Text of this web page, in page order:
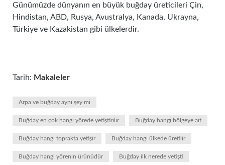
Günümüzde dünyanın en büyük buğday üreticileri Çin,
Hindistan, ABD, Rusya, Avustralya, Kanada, Ukrayna,
Türkiye ve Kazakistan gibi ülkelerdir.
Tarih: Makaleler
Arpa ve buğday aynı şey mi
Buğday en çok hangi yörede yetiştirilir Buğday hangi bölgeye ait
Buğday hangi toprakta yetişir Buğday hangi ülkede üretilir
Buğday hangi yörenin ürünüdür Buğday ilk nerede yetişti